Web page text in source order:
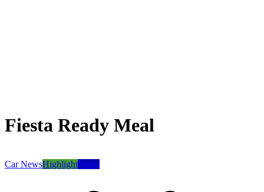
Fiesta Ready Meal
Car NewsHighlightNews